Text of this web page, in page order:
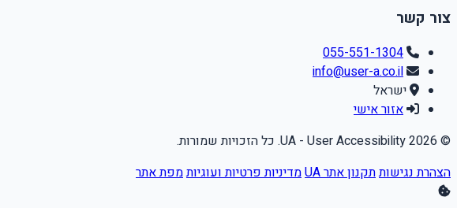
צור קשר
055-551-1304
info@user-a.co.il
ישראל
אזור אישי
© 2026 UA - User Accessibility. כל הזכויות שמורות.
הצהרת נגישותתקנון אתר UA מדיניות פרטיות ועוגיותמפת אתר